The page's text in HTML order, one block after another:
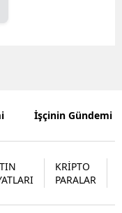
İşçinin Gündemi
KRİPTO
PARALAR